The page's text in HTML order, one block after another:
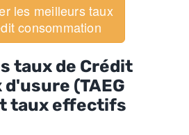
les meilleurs taux
consommation
taux de Crédit
(TAEG
taux effectifs